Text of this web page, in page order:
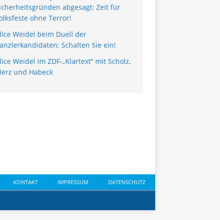
abgesagt: Zeit für
ohne Terror!
Weidel beim Duell der
Schalten Sie ein!
Weidel im ZDF-„Klartext“ mit Scholz,
und Habeck
KONTAKT IMPRESSUM DATENSCHUTZ